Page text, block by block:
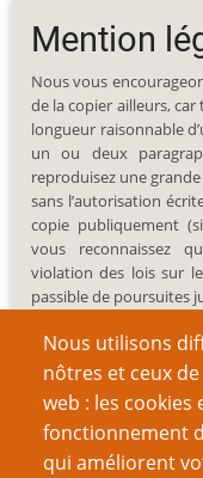
Nous utilisons
nôtres et ceux
web : les cookies
fonctionnement
qui améliorent
Mention
Nous vous
de la copier ailleurs,
longueur raisonnable
un ou deux
reproduisez une
sans l’autorisation
copie publiquement
vous reconnaissez
violation des lois sur
passible de poursuites
Recherche